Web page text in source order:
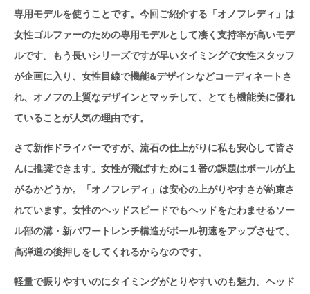
専用モデルを使うことです。今回ご紹介する「オノフレディ」は
女性ゴルファーのための専用モデルとして凄く支持率が高いモデ
ルです。もう長いシリーズですが早いタイミングで女性スタッフ
が企画に入り、女性目線で機能&デザインなどコーディネートさ
れ、オノフの上質なデザインとマッチして、とても機能美に優れ
ていることが人気の理由です。
さて新作ドライバーですが、流石の仕上がりに私も安心して皆さ
んに推奨できます。女性が飛ばすために１番の課題はボールが上
がるかどうか。「オノフレディ」は安心の上がりやすさが約束さ
れています。女性のヘッドスピードでもヘッドをたわませるソー
ル部の溝・新パワートレンチ構造がボール初速をアップさせて、
高弾道の後押しをしてくれるからなのです。
軽量で振りやすいのにタイミングがとりやすいのも魅力。ヘッド